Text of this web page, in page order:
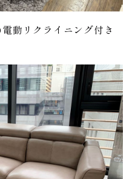
動リクライニング付き